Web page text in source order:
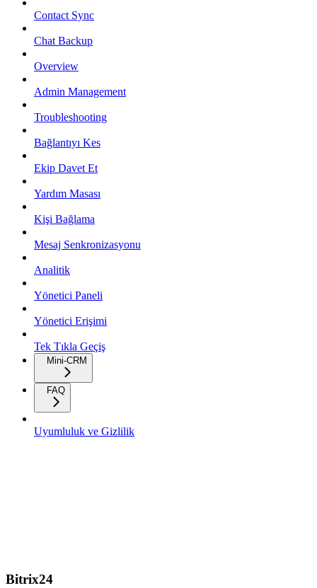
Contact Sync
Chat Backup
Overview
Admin Management
Troubleshooting
Bağlantıyı Kes
Ekip Davet Et
Yardım Masası
Kişi Bağlama
Mesaj Senkronizasyonu
Analitik
Yönetici Paneli
Yönetici Erişimi
Tek Tıkla Geçiş
Mini-CRM
FAQ
Uyumluluk ve Gizlilik
Bitrix24